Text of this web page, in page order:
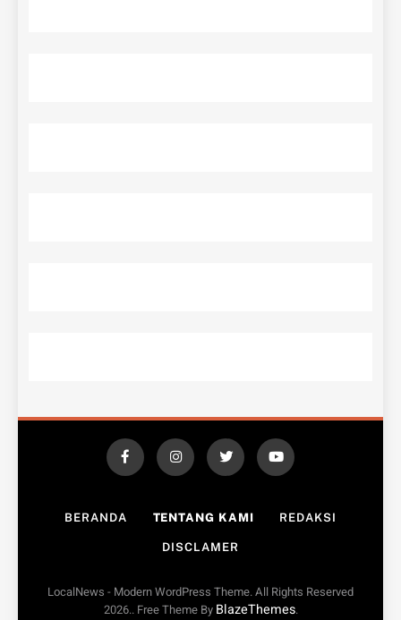
BERANDA TENTANG KAMI REDAKSI
DISCLAMER
LocalNews - Modern WordPress Theme. All Rights Reserved
2026.. Free Theme By BlazeThemes.